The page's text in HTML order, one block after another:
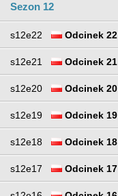
Sezon 12
s12e22 Odcinek 22
s12e21 Odcinek 21
s12e20 Odcinek 20
s12e19 Odcinek 19
s12e18 Odcinek 18
s12e17 Odcinek 17